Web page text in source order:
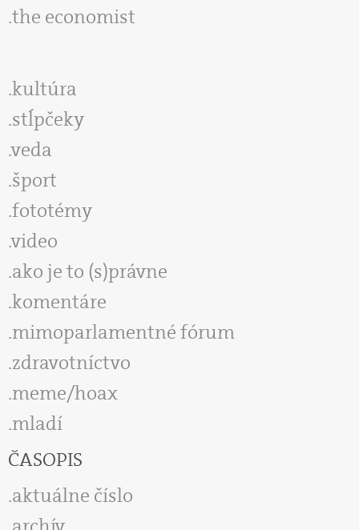
the economist
kultúra
stĺpčeky
veda
šport
fototémy
video
ako je to (s)právne
komentáre
mimoparlamentné fórum
zdravotníctvo
meme/hoax
mladí
ČASOPIS
aktuálne číslo